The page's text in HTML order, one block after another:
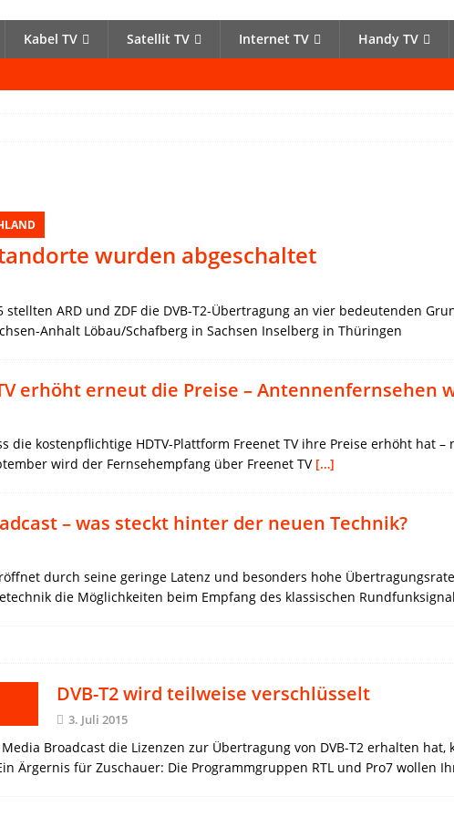
Kabel TV Satellit TV Internet TV Handy TV
wurden abgeschaltet
stellten ARD und ZDF die DVB-T2-Übertragung an vier bedeutenden
Anhalt Löbau/Schafberg in Sachsen Inselberg in Thüringen
erhöht erneut die Preise – Antennenfernsehen
die kostenpflichtige HDTV-Plattform Freenet TV ihre Preise erhöht hat
wird der Fernsehempfang über Freenet TV […]
– was steckt hinter der neuen Technik?
durch seine geringe Latenz und besonders hohe
die Möglichkeiten beim Empfang des klassischen
DVB-T2 wird teilweise verschlüsselt
3. Juli 2015
Broadcast die Lizenzen zur Übertragung von DVB-T2 erhalten
Ärgernis für Zuschauer: Die Programmgruppen RTL und Pro7 wollen